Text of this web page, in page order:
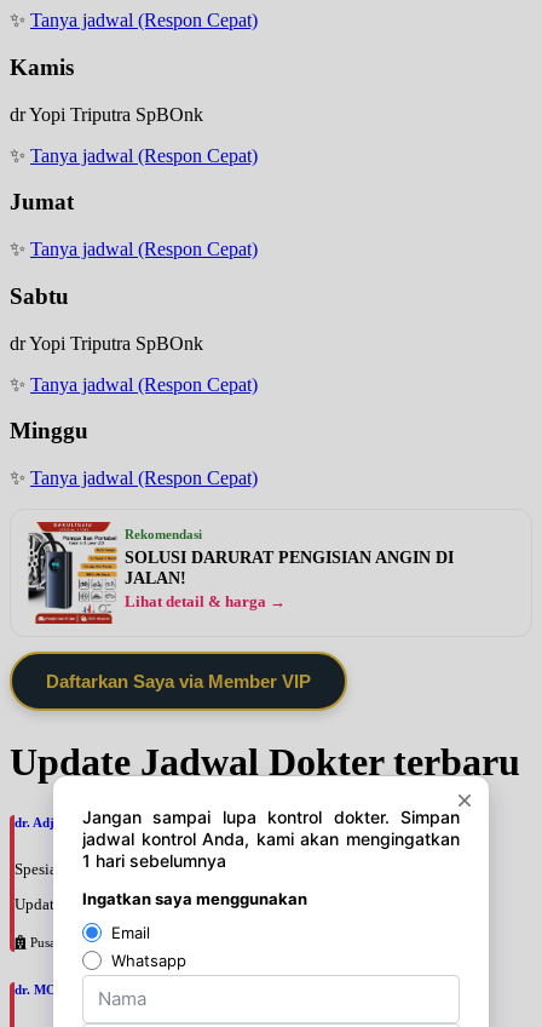
✨ Tanya jadwal (Respon Cepat)
Kamis
dr Yopi Triputra SpBOnk
✨ Tanya jadwal (Respon Cepat)
Jumat
✨ Tanya jadwal (Respon Cepat)
Sabtu
dr Yopi Triputra SpBOnk
✨ Tanya jadwal (Respon Cepat)
Minggu
✨ Tanya jadwal (Respon Cepat)
Rekomendasi
SOLUSI DARURAT PENGISIAN ANGIN DI
JALAN!
Lihat detail & harga →
Daftarkan Saya via Member VIP
Update Jadwal Dokter terbaru
dr. Adji Suprajitno, SpPD
Spesialis: Penyakit Dalam
Update terakhir: 2026-08-07 20:37:59
Pusat Pertamina
dr. MOCHAMAD PASHA, SpPD